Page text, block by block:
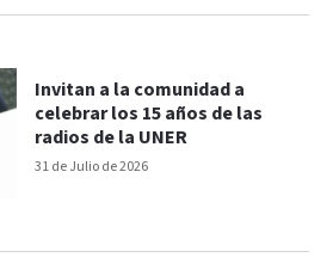
31 de Julio de 2026
Invitan a la comunidad a
celebrar los 15 años de las
radios de la UNER